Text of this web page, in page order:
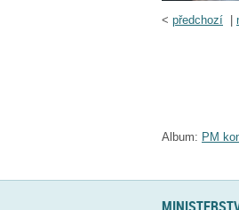
< předchozí
Album: PM